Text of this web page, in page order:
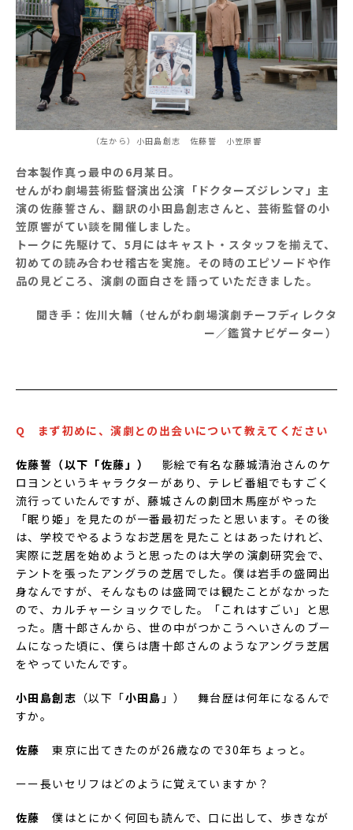
（左から）小田島創志 佐藤誓 小笠原響
台本製作真っ最中の6月某日。
せんがわ劇場芸術監督演出公演「ドクターズジレンマ」主
演の佐藤誓さん、翻訳の小田島創志さんと、芸術監督の小
笠原響がてい談を開催しました。
トークに先駆けて、5月にはキャスト・スタッフを揃えて、
初めての読み合わせ稽古を実施。その時のエピソードや作
品の見どころ、演劇の面白さを語っていただきました。
聞き手：佐川大輔（せんがわ劇場演劇チーフディレクタ
ー／鑑賞ナビゲーター）
Q まず初めに、演劇との出会いについて教えてください
佐藤誓 （以下「佐藤」）
影絵で有名な藤城清治さんのケ
ロヨンというキャラクターがあり、テレビ番組でもすごく
流行っていたんですが、藤城さんの劇団木馬座がやった
「眠り姫」を見たのが一番最初だったと思います。その後
は、学校でやるようなお芝居を見たことはあったけれど、
実際に芝居を始めようと思ったのは大学の演劇研究会で、
テントを張ったアングラの芝居でした。僕は岩手の盛岡出
身なんですが、そんなものは盛岡では観たことがなかった
ので、カルチャーショックでした。「これはすごい」と思
った。唐十郎さんから、世の中がつかこうへいさんのブー
ムになった頃に、僕らは唐十郎さんのようなアングラ芝居
をやっていたんです。
小田島創志 （以下「小田島 」） 舞台歴は何年になるんで
すか。
佐藤 東京に出てきたのが26歳なので30年ちょっと。
ーー長いセリフはどのように覚えていますか？
佐藤 僕はとにかく何回も読んで、口に出して、歩きなが